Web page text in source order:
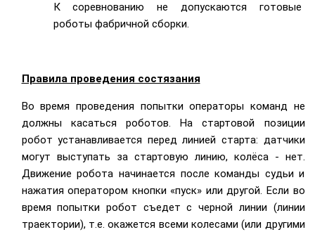
К соревнованию не допускаются готовые
роботы фабричной сборки.
Правила проведения состязания
Во время проведения попытки операторы команд не
должны касаться роботов. На стартовой позиции
робот устанавливается перед линией старта: датчики
могут выступать за стартовую линию, колёса - нет.
Движение робота начинается после команды судьи и
нажатия оператором кнопки «пуск» или другой. Если во
время попытки робот съедет с черной линии (линии
траектории), т.е. окажется всеми колесами (или другими